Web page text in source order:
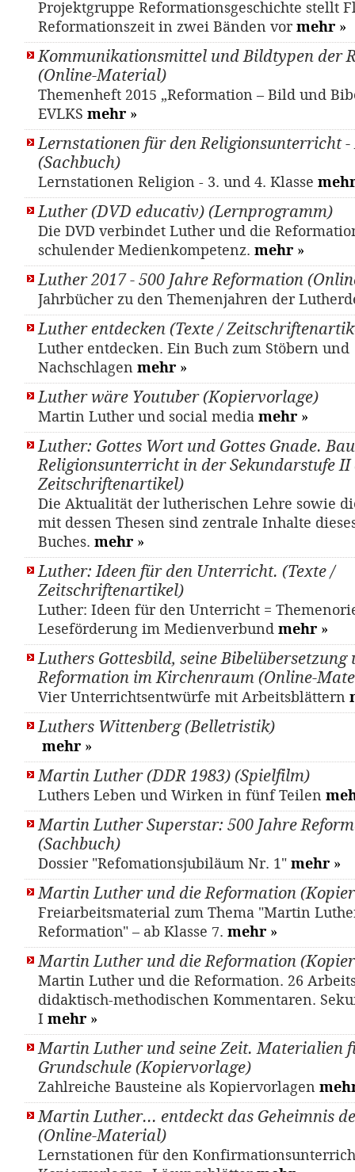
Projektgruppe Reformationsgeschichte stellt
Reformationszeit in zwei Bänden vormehr »
Kommunikationsmittel und Bildtypen der
(Online-Material)
Themenheft 2015 „Reformation – Bild und
EVLKS mehr »
Lernstationen für den Religionsunterricht
(Sachbuch)
Lernstationen Religion - 3. und 4. Klasse
Luther (DVD educativ) (Lernprogramm)
Die DVD verbindet Luther und die
schulender Medienkompetenz. mehr »
Luther 2017 - 500 Jahre Reformation
Jahrbücher zu den Themenjahren der
Luther entdecken (Texte /
Luther entdecken. Ein Buch zum Stöbern und
Nachschlagen mehr »
Luther wäre Youtuber (Kopiervorlage)
Martin Luther und social media mehr »
Luther: Gottes Wort und Gottes Gnade.
Religionsunterricht in der Sekundarstufe II
Zeitschriftenartikel)
Die Aktualität der lutherischen Lehre sowie
mit dessen Thesen sind zentrale Inhalte
Buches. mehr »
Luther: Ideen für den Unterricht. (Texte /
Zeitschriftenartikel)
Luther: Ideen für den Unterricht =
Leseförderung im Medienverbund mehr »
Luthers Gottesbild, seine Bibelübersetzung
Reformation im Kirchenraum (Online-
Vier Unterrichtsentwürfe mit Arbeitsblättern
Luthers Wittenberg (Belletristik)
mehr »
Martin Luther (DDR 1983) (Spielfilm)
Luthers Leben und Wirken in fünf Teilen
Martin Luther Superstar: 500 Jahre
(Sachbuch)
Dossier "Refomationsjubiläum Nr. 1" mehr »
Martin Luther und die Reformation
Freiarbeitsmaterial zum Thema "Martin
Reformation" – ab Klasse 7. mehr »
Martin Luther und die Reformation
Martin Luther und die Reformation. 26
didaktisch-methodischen Kommentaren.
I mehr »
Martin Luther und seine Zeit. Materialien
Grundschule (Kopiervorlage)
Zahlreiche Bausteine als Kopiervorlagen
Martin Luther... entdeckt das Geheimnis
(Online-Material)
Lernstationen für den